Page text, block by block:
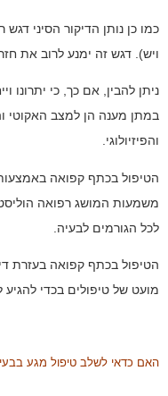
כמו כן נותן הדיקור הסיני
ויש). דגש זה ימנע לרוב את
ניתן להבין, אם כך, כי יתרונו
במתן מענה הן למצב האקוטי
והפיזיולוגי.
הטיפול בכתף קפואה
משמעות המושג רפואה
לכל הגורמים לבעיה.
הטיפול בכתף קפואה בעזרת
מועט של טיפולים בכדי
האם כדאי לשלב טיפול מגע